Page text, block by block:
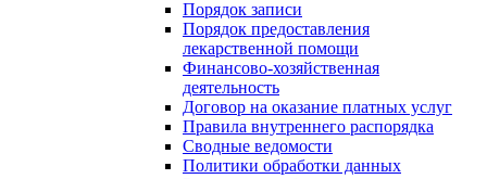
Порядок записи
Порядок предоставления
лекарственной помощи
Финансово-хозяйственная
деятельность
Договор на оказание платных услуг
Правила внутреннего распорядка
Сводные ведомости
Политики обработки данных